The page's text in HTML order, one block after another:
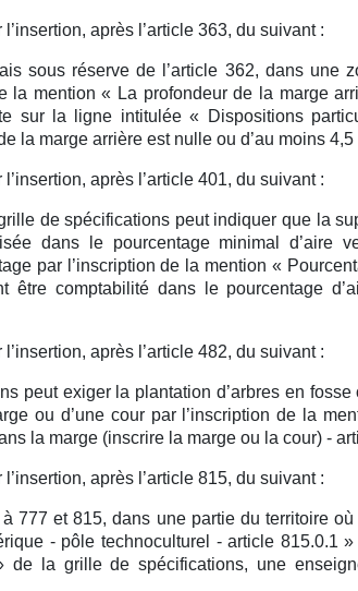
après l’article 363, du suivant :
sous réserve de l’article 362, dans une
la mention « La profondeur de la marge
sur la ligne intitulée « Dispositions
la marge arrière est nulle ou d’au moins 4,5
après l’article 401, du suivant :
de spécifications peut indiquer que la
dans le pourcentage minimal d’aire
par l’inscription de la mention «
être comptabilité dans le pourcentage
après l’article 482, du suivant :
peut exiger la plantation d’arbres en
ou d’une cour par l’inscription de la
la marge (inscrire la marge ou la cour) -
après l’article 815, du suivant :
777 et 815, dans une partie du territoire
- pôle technoculturel - article 815.0.1
de la grille de spécifications, une